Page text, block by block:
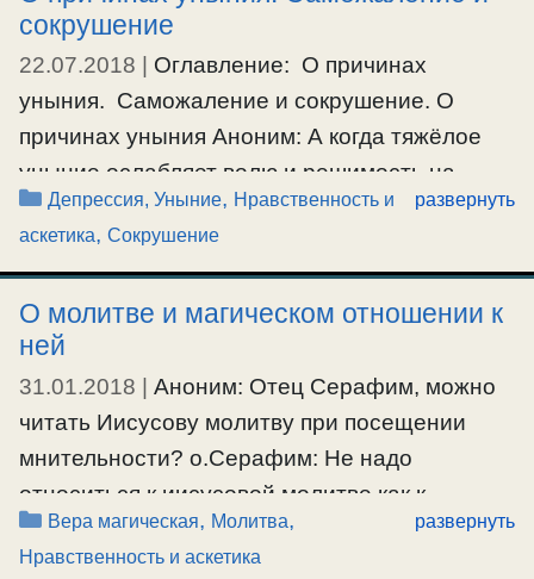
чувства без мысли. Это чья-то выдумка.
Возможно вы …
Ещё…
#чувства
сокрушение
22.07.2018
Оглавление: О причинах
уныния. Саможаление и сокрушение. О
причинах уныния Аноним: А когда тяжёлое
уныние ослабляет волю и решимость на
сопротивление прилогам, помыслам и
желаниям, что делать? О.Серафим: Причина
уныния может быть разная. Если уныние от
неудовлетворяемой совести, то оно не
исчезнет пока человек не удовлетворит свою
совесть. Если оно от неудовлетворяемой
гордости, которая видит …
Ещё…
#саможаление,#сокрушение,#уныние
Рубрики
Депрессия, Уныние, Нравственность и
аскетика, Сокрушение
развернуть
О молитве и магическом отношении к
ней
31.01.2018
Аноним: Отец Серафим, можно
читать Иисусову молитву при посещении
мнительности? о.Серафим: Не надо
относиться к иисусовой молитве как к
волшебным словам. Нельзя иметь
магическое отношение к молитве, как
Рубрики
Вера магическая, Молитва,
Нравственность и аскетика
развернуть